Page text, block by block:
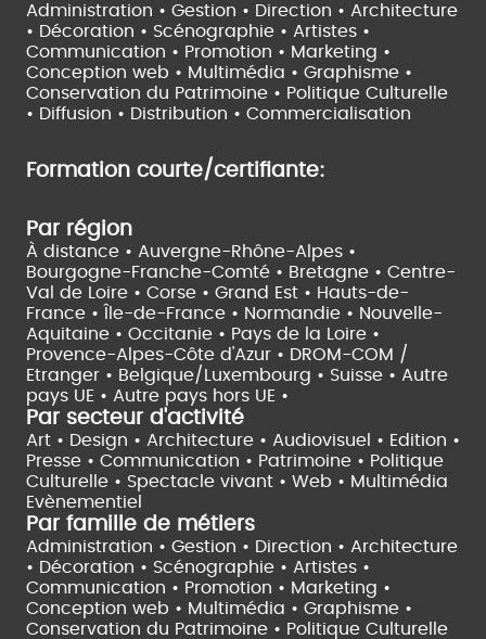
Administration • Gestion • Direction • Architecture
• Décoration • Scénographie • Artistes •
Communication • Promotion • Marketing •
Conception web • Multimédia • Graphisme •
Conservation du Patrimoine • Politique Culturelle
• Diffusion • Distribution • Commercialisation
Formation courte/certifiante:
Par région
À distance • Auvergne-Rhône-Alpes •
Bourgogne-Franche-Comté • Bretagne • Centre-
Val de Loire • Corse • Grand Est • Hauts-de-
France •
Île-de-France • Normandie • Nouvelle-
Aquitaine • Occitanie • Pays de la Loire •
Provence-Alpes-Côte d'Azur • DROM-COM /
Etranger • Belgique/Luxembourg • Suisse • Autre
pays UE • Autre pays hors UE •
Par secteur d'activité
Art • Design • Architecture • Audiovisuel • Edition •
Presse • Communication • Patrimoine • Politique
Culturelle • Spectacle vivant • Web • Multimédia
Evènementiel
Par famille de métiers
Administration • Gestion • Direction • Architecture
• Décoration • Scénographie • Artistes •
Communication • Promotion • Marketing •
Conception web • Multimédia • Graphisme •
Conservation du Patrimoine • Politique Culturelle